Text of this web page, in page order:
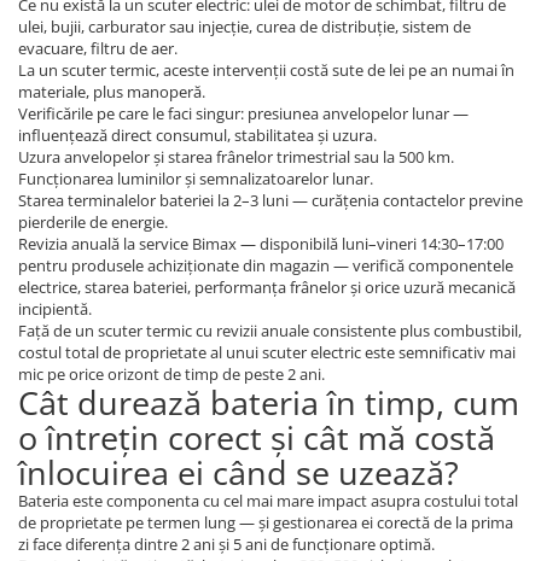
Ce nu există la un scuter electric: ulei de motor de schimbat, filtru de
ulei, bujii, carburator sau injecție, curea de distribuție, sistem de
evacuare, filtru de aer.
La un scuter termic, aceste intervenții costă sute de lei pe an numai în
materiale, plus manoperă.
Verificările pe care le faci singur: presiunea anvelopelor lunar —
influențează direct consumul, stabilitatea și uzura.
Uzura anvelopelor și starea frânelor trimestrial sau la 500 km.
Funcționarea luminilor și semnalizatoarelor lunar.
Starea terminalelor bateriei la 2–3 luni — curățenia contactelor previne
pierderile de energie.
Revizia anuală la service Bimax — disponibilă luni–vineri 14:30–17:00
pentru produsele achiziționate din magazin — verifică componentele
electrice, starea bateriei, performanța frânelor și orice uzură mecanică
incipientă.
Față de un scuter termic cu revizii anuale consistente plus combustibil,
costul total de proprietate al unui scuter electric este semnificativ mai
mic pe orice orizont de timp de peste 2 ani.
Cât durează bateria în timp, cum
o întrețin corect și cât mă costă
înlocuirea ei când se uzează?
Bateria este componenta cu cel mai mare impact asupra costului total
de proprietate pe termen lung — și gestionarea ei corectă de la prima
zi face diferența dintre 2 ani și 5 ani de funcționare optimă.